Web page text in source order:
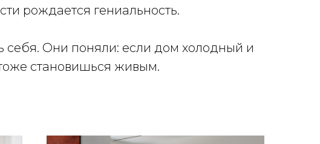
рождается гениальность.
Они поняли: если дом холодный и
становишься живым.